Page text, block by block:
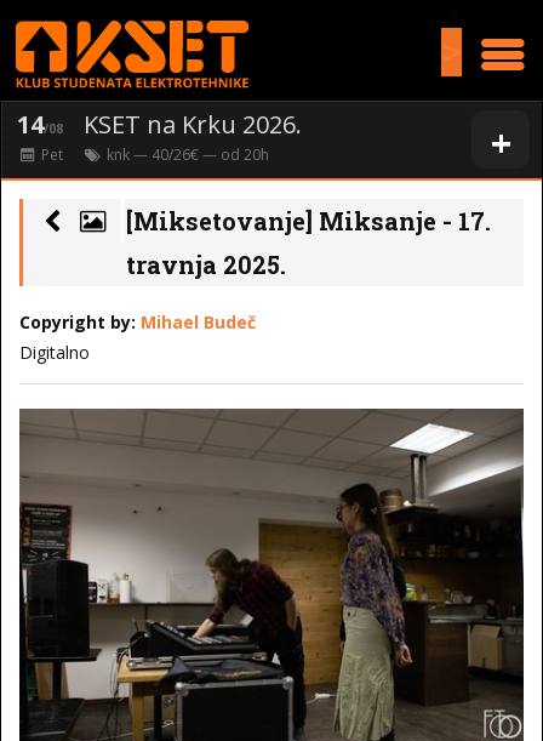
+
14/08 KSET na Krku 2026.
Pet knk— 40/26€ — od 20h
[Miksetovanje] Miksanje - 17.
travnja 2025.
Copyright by: Mihael Budeč
Digitalno